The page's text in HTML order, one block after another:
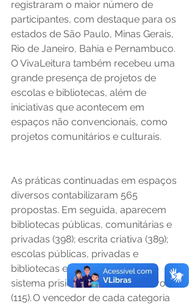
registraram o maior número de
participantes, com destaque para os
estados de São Paulo, Minas Gerais,
Rio de Janeiro, Bahia e Pernambuco.
O VivaLeitura também recebeu uma
grande presença de projetos de
escolas e bibliotecas, além de
iniciativas que acontecem em
espaços não convencionais, como
projetos comunitários e culturais.
As práticas continuadas em espaços
diversos contabilizaram 565
propostas. Em seguida, aparecem
bibliotecas públicas, comunitárias e
privadas (398); escrita criativa (389);
escolas públicas, privadas e
bibliotecas escolares (381); e o
sistema prisional e socioeducativo
(115). O vencedor de cada categoria